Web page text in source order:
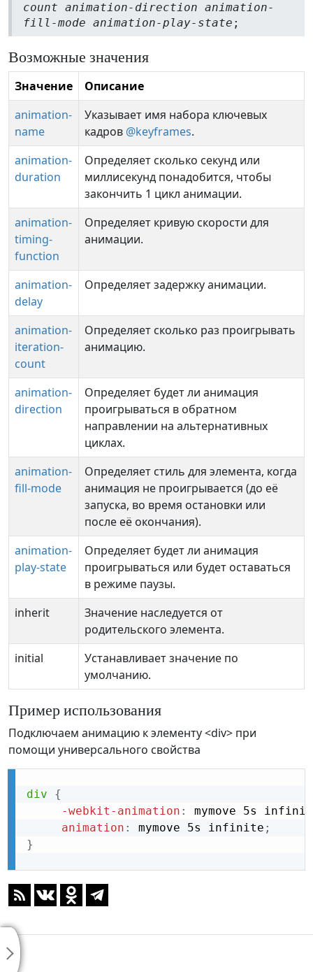
count animation-direction animation-
fill-mode animation-play-state ;
Возможные значения
Значение
Описание
animation-
name
Указывает имя набора ключевых
кадров @keyframes.
animation-
duration
Определяет сколько секунд или
миллисекунд понадобится, чтобы
закончить 1 цикл анимации.
animation-
timing-
function
Определяет кривую скорости для
анимации.
animation-
delay
Определяет задержку анимации.
animation-
iteration-
count
Определяет сколько раз проигрывать
анимацию.
animation-
direction
Определяет будет ли анимация
проигрываться в обратном
направлении на альтернативных
циклах.
animation-
fill-mode
Определяет стиль для элемента, когда
анимация не проигрывается (до её
запуска, во время остановки или
после её окончания).
animation-
play-state
Определяет будет ли анимация
проигрываться или будет оставаться
в режиме паузы.
inherit
Значение наследуется от
родительского элемента.
initial
Устанавливает значение по
умолчанию.
Пример использования
Подключаем анимацию к элементу <div> при
помощи универсального свойства
div
{
-webkit-animation :
mymove 5s
animation : mymove 5s infinite ;
}